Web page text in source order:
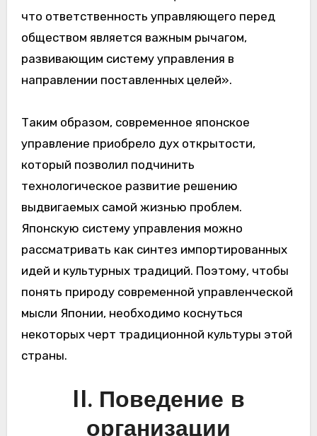
что ответственность управляющего перед
обществом является важным рычагом,
развивающим систему управления в
направлении поставленных целей».
Таким образом, современное японское
управление приобрело дух открытости,
который позволил подчинить
технологическое развитие решению
выдвигаемых самой жизнью проблем.
Японскую систему управления можно
рассматривать как синтез импортированных
идей и культурных традиций. Поэтому, чтобы
понять природу современной управленческой
мысли Японии, необходимо коснуться
некоторых черт традиционной культуры этой
страны.
II. Поведение в
организации